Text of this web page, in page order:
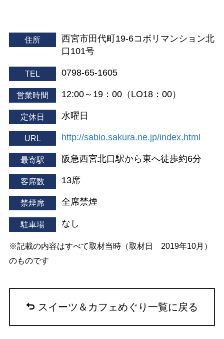
住所
西宮市田代町19-6コボリマンション北
口101号
TEL 0798-65-1605
営業時間 12:00～19：00（LO18：00）
定休日 水曜日
URL http://sabio.sakura.ne.jp/index.html
最寄駅 阪急西宮北口駅から東へ徒歩約6分
客席数 13席
禁煙席 全席禁煙
駐車場 なし
※記載の内容はすべて取材当時（取材日 2019年10月）
のものです
スイーツ＆カフェめぐり一覧に戻る